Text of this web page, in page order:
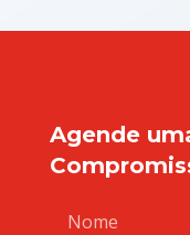
Agende